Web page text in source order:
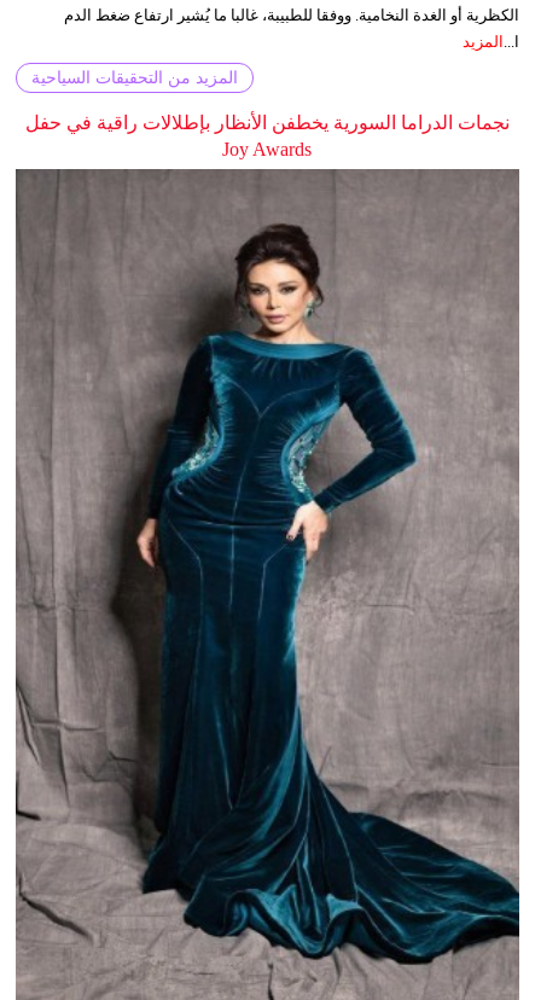
الكظرية أو الغدة النخامية. ووفقا للطبيبة، غالبا ما يُشير ارتفاع ضغط الدم
ا...
المزيد
المزيد من التحقيقات السياحية
نجمات الدراما السورية يخطفن الأنظار بإطلالات راقية في حفل
Joy Awards